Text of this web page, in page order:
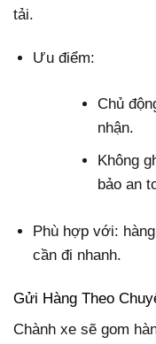
tải.
Ưu điểm:
Chủ
nhận.
Không
bảo an
Phù hợp với:
cần đi nhanh.
Gửi Hàng Theo
Chành xe sẽ gom